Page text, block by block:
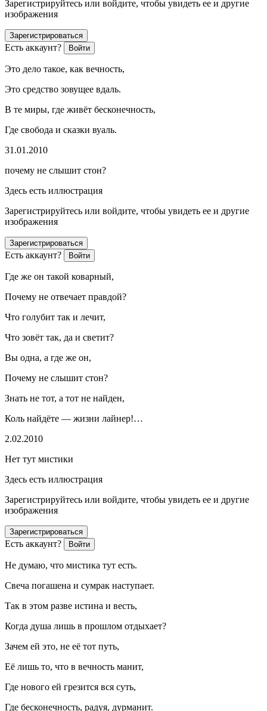
Зарегистрируйтесь или войдите, чтобы увидеть ее и другие
изображения
Зарегистрироваться
Есть аккаунт? Войти
Это дело такое, как вечность,
Это средство зовущее вдаль.
В те миры, где живёт бесконечность,
Где свобода и сказки вуаль.
31.01.2010
почему не слышит стон?
Здесь есть иллюстрация
Зарегистрируйтесь или войдите, чтобы увидеть ее и другие
изображения
Зарегистрироваться
Есть аккаунт? Войти
Где же он такой коварный,
Почему не отвечает правдой?
Что голубит так и лечит,
Что зовёт так, да и светит?
Вы одна, а где же он,
Почему не слышит стон?
Знать не тот, а тот не найден,
Коль найдёте — жизни лайнер!…
2.02.2010
Нет тут мистики
Здесь есть иллюстрация
Зарегистрируйтесь или войдите, чтобы увидеть ее и другие
изображения
Зарегистрироваться
Есть аккаунт? Войти
Не думаю, что мистика тут есть.
Свеча погашена и сумрак наступает.
Так в этом разве истина и весть,
Когда душа лишь в прошлом отдыхает?
Зачем ей это, не её тот путь,
Её лишь то, что в вечность манит,
Где нового ей грезится вся суть,
Где бесконечность, радуя, дурманит.